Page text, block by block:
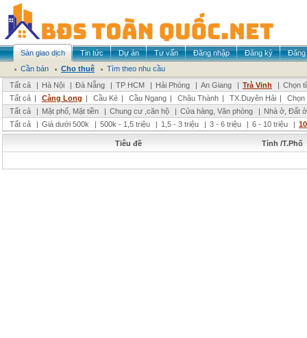
Sàn giao dịch Tin tức Dự án Tư vấn Đăng nhập Đăng ký
Đăng
Cần bán
Cho thuê
Tìm theo nhu cầu
Tất cả
| Hà Nội | Đà Nẵng | TP HCM | Hải Phòng | An Giang | Trà Vinh | Chọn
Tất cả | Càng Long | Cầu Kè | Cầu Ngang | Châu Thành | TX.Duyên Hải |
Chọn
Tất cả
| Mặt phố, Mặt tiền | Chung cư ,căn hộ | Cửa hàng, Văn phòng | Nhà ở, Đất ở
Tất cả
| Giá dưới 500k | 500k - 1,5 triệu | 1,5 - 3 triệu | 3 - 6 triệu | 6 - 10 triệu |
Tiêu đề Tỉnh /T.Phố